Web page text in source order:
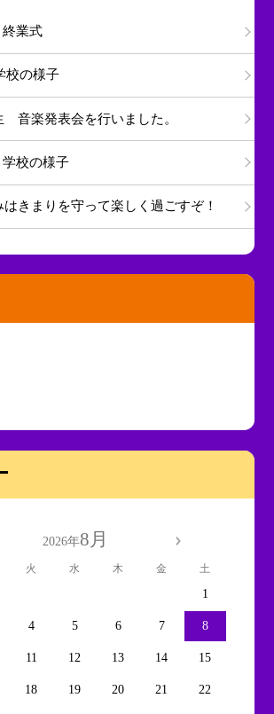
業式
校の様子
音楽発表会を行いました。
校の様子
はきまりを守って楽しく過ごすぞ！
2026年8月
火 水 木 金 土
1
4 5 6 7 8
11 12 13 14 15
18 19 20 21 22